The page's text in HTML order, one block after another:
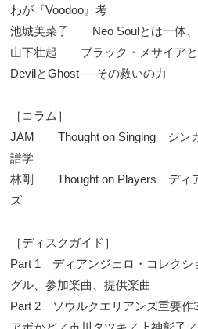
わが『Voodoo』考
池城美菜子 Neo Soulとは一体、
山下壮起 ブラック・メサイア
DevilとGhost──その救いの力
［コラム］
JAM Thought on Singing シンガ
譜学
林剛 Thought on Players ディア
ズ
［ディスクガイド］
Part 1 ディアンジェロ・コレクシ
グル、参加楽曲、提供楽曲
Part 2 ソウルクエリアンズ重要作